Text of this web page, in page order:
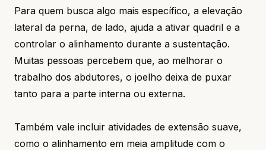
Para quem busca algo mais específico, a elevação
lateral da perna, de lado, ajuda a ativar quadril e a
controlar o alinhamento durante a sustentação.
Muitas pessoas percebem que, ao melhorar o
trabalho dos abdutores, o joelho deixa de puxar
tanto para a parte interna ou externa.
Também vale incluir atividades de extensão suave,
como o alinhamento em meia amplitude com o